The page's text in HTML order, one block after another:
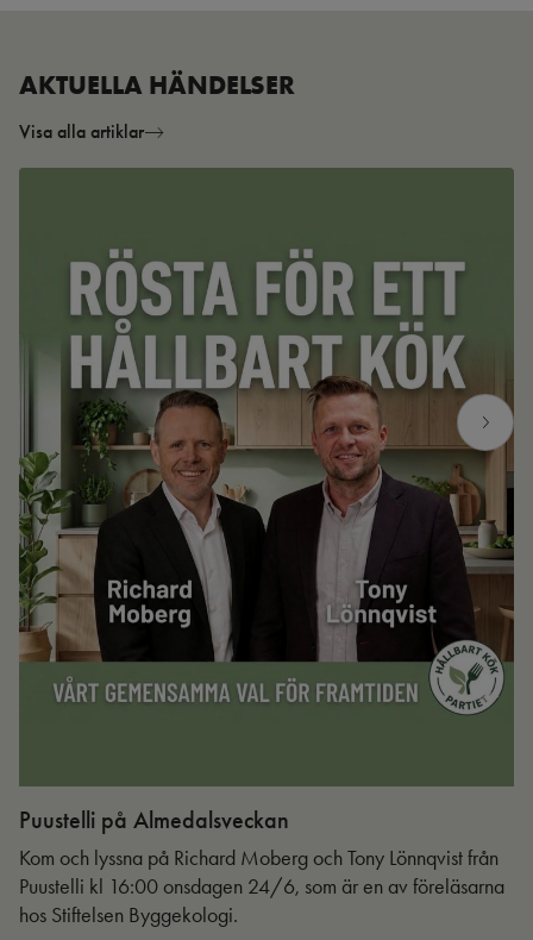
AKTUELLA HÄNDELSER
Visa alla artiklar
Puustelli på Almedalsveckan
Kom och lyssna på Richard Moberg och Tony Lönnqvist från
Puustelli kl 16:00 onsdagen 24/6, som är en av föreläsarna
hos Stiftelsen Byggekologi.